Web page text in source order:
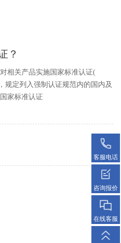
？
相关产品实施国家标准认证(
规定列入强制认证规范内的国内及
家标准认证
客服电话
咨询报价
在线客服